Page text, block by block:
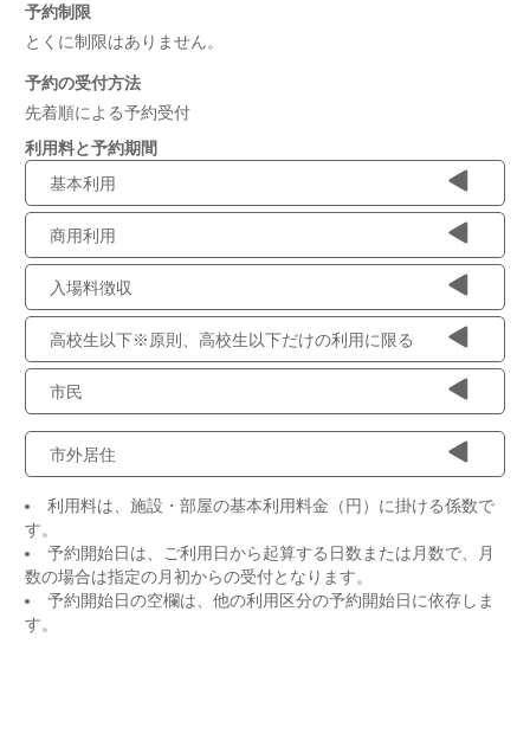
予約制限
とくに制限はありません。
予約の受付方法
先着順による予約受付
利用料と予約期間
基本利用
商用利用
入場料徴収
高校生以下※原則、高校生以下だけの利用に限る
市民
市外居住
利用料は、施設・部屋の基本利用料金（円）に掛ける係数で
す。
予約開始日は、ご利用日から起算する日数または月数で、月
数の場合は指定の月初からの受付となります。
予約開始日の空欄は、他の利用区分の予約開始日に依存しま
す。